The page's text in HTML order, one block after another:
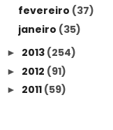
fevereiro (37)
janeiro (35)
► 2013 (254)
► 2012 (91)
► 2011 (59)